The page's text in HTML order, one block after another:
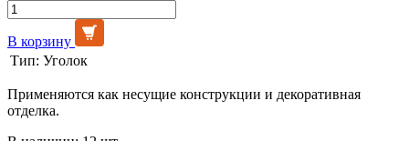
В корзину
Тип: Уголок
Применяются как несущие конструкции и декоративная
отделка.